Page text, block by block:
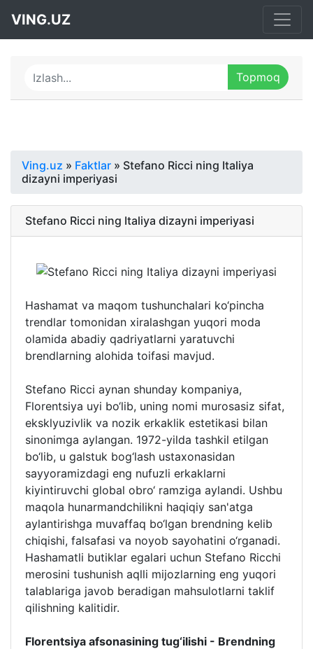
VING.UZ
Ving.uz » Faktlar » Stefano Ricci ning Italiya
dizayni imperiyasi
Stefano Ricci ning Italiya dizayni imperiyasi
Hashamat va maqom tushunchalari ko‘pincha
trendlar tomonidan xiralashgan yuqori moda
olamida abadiy qadriyatlarni yaratuvchi
brendlarning alohida toifasi mavjud.
Stefano Ricci aynan shunday kompaniya,
Florentsiya uyi bo‘lib, uning nomi murosasiz sifat,
eksklyuzivlik va nozik erkaklik estetikasi bilan
sinonimga aylangan. 1972-yilda tashkil etilgan
bo‘lib, u galstuk bog‘lash ustaxonasidan
sayyoramizdagi eng nufuzli erkaklarni
kiyintiruvchi global obro‘ ramziga aylandi. Ushbu
maqola hunarmandchilikni haqiqiy san'atga
aylantirishga muvaffaq bo‘lgan brendning kelib
chiqishi, falsafasi va noyob sayohatini o‘rganadi.
Hashamatli butiklar egalari uchun Stefano Ricchi
merosini tushunish aqlli mijozlarning eng yuqori
talablariga javob beradigan mahsulotlarni taklif
qilishning kalitidir.
Florentsiya afsonasining tug‘ilishi - Brendning